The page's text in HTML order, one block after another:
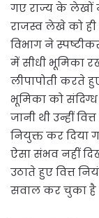
गए राज्य के
राजस्व लेखे को ही
विभाग ने
में सीधी भूमिका
लीपापोती करते
भूमिका को
जानी थी उन्हीं
नियुक्त कर दिया
ऐसा संभव नहीं
उठाते हुए वित्त
सवाल कर चुका है